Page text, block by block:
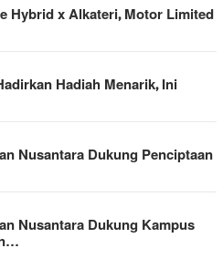
Hybrid x Alkateri, Motor Limited
Hadiah Menarik, Ini
Nusantara Dukung Penciptaan
Nusantara Dukung Kampus